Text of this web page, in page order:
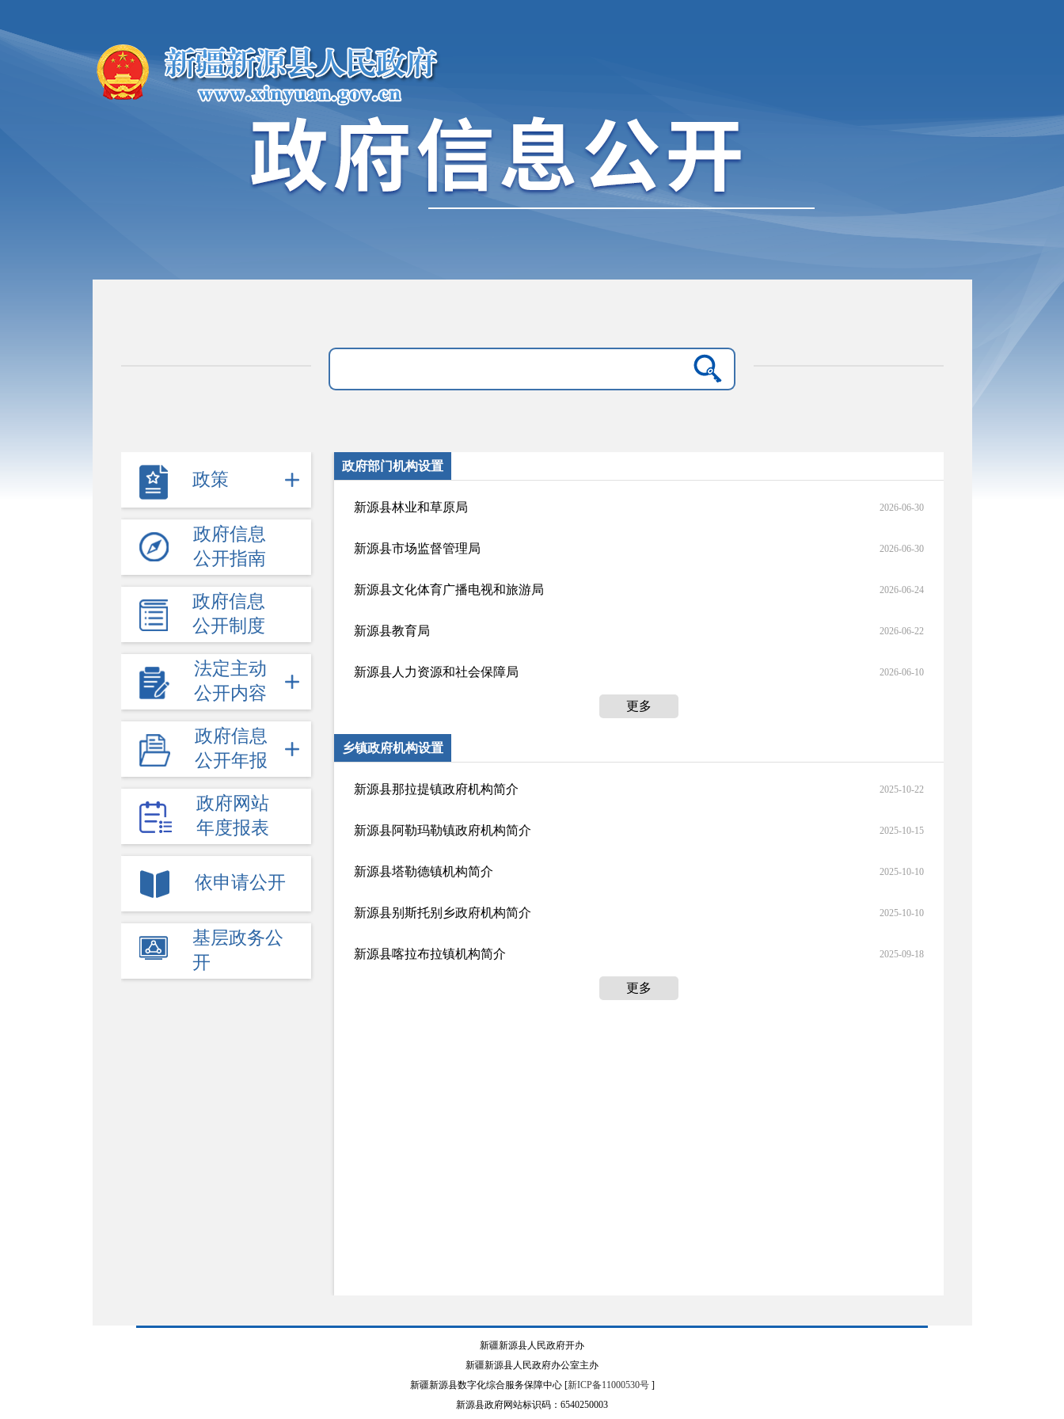
政策
政府信息
公开指南
政府信息
公开制度
法定主动
公开内容
政府信息
公开年报
政府网站
年度报表
依申请公开
基层政务公
开
政府部门机构设置
新源县林业和草原局 2026-06-30
新源县市场监督管理局 2026-06-30
新源县文化体育广播电视和旅游局 2026-06-24
新源县教育局 2026-06-22
新源县人力资源和社会保障局 2026-06-10
更多
乡镇政府机构设置
新源县那拉提镇政府机构简介 2025-10-22
新源县阿勒玛勒镇政府机构简介 2025-10-15
新源县塔勒德镇机构简介 2025-10-10
新源县别斯托别乡政府机构简介 2025-10-10
新源县喀拉布拉镇机构简介 2025-09-18
更多
新疆新源县人民政府开办
新疆新源县人民政府办公室主办
新疆新源县数字化综合服务保障中心 [新ICP备11000530号]
新源县政府网站标识码：6540250003